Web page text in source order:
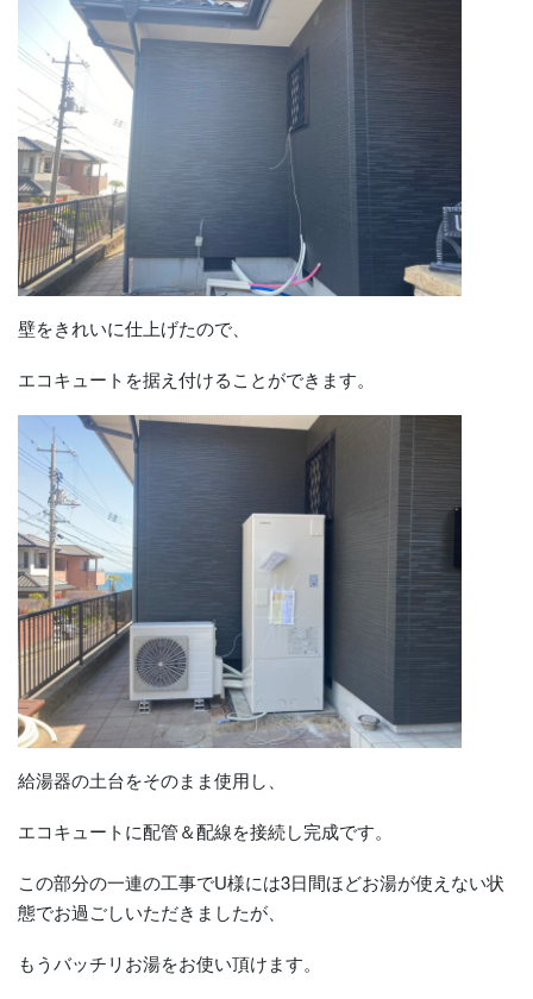
壁をきれいに仕上げたので、
エコキュートを据え付けることができます。
給湯器の土台をそのまま使用し、
エコキュートに配管＆配線を接続し完成です。
この部分の一連の工事でU様には3日間ほどお湯が使えない状
態でお過ごしいただきましたが、
もうバッチリお湯をお使い頂けます。